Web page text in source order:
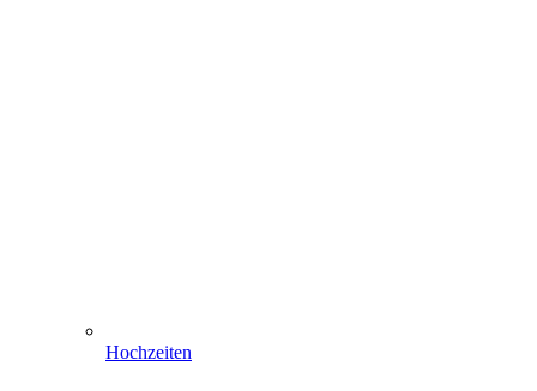
Hochzeiten